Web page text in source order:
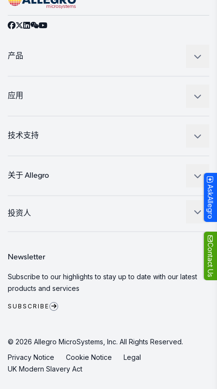
Contact Us
产品
调节
应用
工业
技术支持
封装
关于 Allegro
人才招聘
联系我们
投资人
Newsletter
Subscribe to our highlights to stay up to date with our latest
products and services
SUBSCRIBE
© 2026 Allegro MicroSystems, Inc. All Rights Reserved.
Privacy Notice
Cookie Notice
Legal
UK Modern Slavery Act
AskAllegro